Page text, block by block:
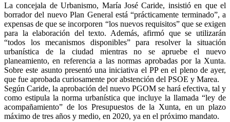
La concejala de Urbanismo, María José Caride, insistió en que el
borrador del nuevo Plan General está “prácticamente terminado”, a
expensas de que se incorporen “los nuevos requisitos” que se exigen
para la elaboración del texto. Además, afirmó que se utilizarán
“todos los mecanismos disponibles” para resolver la situación
urbanística de la ciudad mientras no se apruebe el nuevo
planeamiento, en referencia a las normas aprobadas por la Xunta.
Sobre este asunto presentó una iniciativa el PP en el pleno de ayer,
que fue aprobada curiosamente por abstención del PSOE y Marea.
Según Caride, la aprobación del nuevo PGOM se hará efectiva, tal y
como estipula la norma urbanística que incluye la llamada “ley de
acompañamiento” de los Presupuestos de la Xunta, en un plazo
máximo de tres años y medio, en 2020, ya en el próximo mandato.